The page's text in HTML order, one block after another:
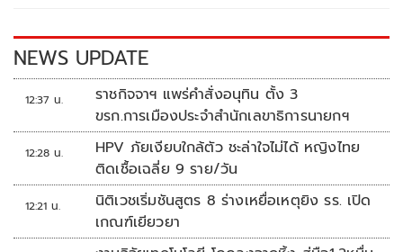
k k
NEWS UPDATE
12:37 น.
ราชกิจจาฯ แพร่คำสั่งอนุทิน ตั้ง 3
ขรก.การเมืองประจำสำนักเลขาธิการนายกฯ
12:28 น.
HPV ภัยเงียบใกล้ตัว ชะล่าใจไม่ได้ หญิงไทย
ติดเชื้อเฉลี่ย 9 ราย/วัน
12:21 น.
นิติเวชเริ่มชันสูตร 8 ร่างเหยื่อเหตุยิง รร. เปิด
เกณฑ์เยียวยา